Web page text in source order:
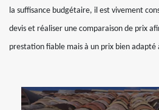
la suffisance budgétaire, il est vivement
devis et réaliser une comparaison de prix
prestation fiable mais à un prix bien